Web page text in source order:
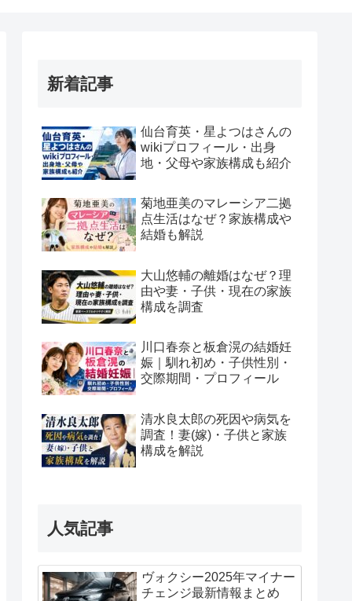
新着記事
仙台育英・星よつはさんの
wikiプロフィール・出身
地・父母や家族構成も紹介
菊地亜美のマレーシア二拠
点生活はなぜ？家族構成や
結婚も解説
大山悠輔の離婚はなぜ？理
由や妻・子供・現在の家族
構成を調査
川口春奈と板倉滉の結婚妊
娠｜馴れ初め・子供性別・
交際期間・プロフィール
清水良太郎の死因や病気を
調査！妻(嫁)・子供と家族
構成を解説
人気記事
ヴォクシー2025年マイナー
チェンジ最新情報まとめ